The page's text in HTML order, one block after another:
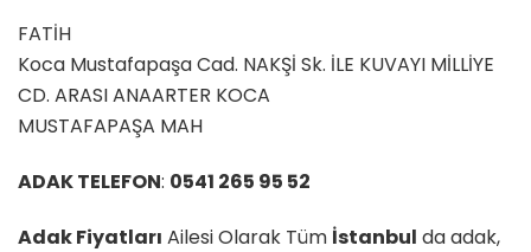
FATİH
Koca Mustafapaşa Cad. NAKŞİ Sk. İLE KUVAYI MİLLİYE
CD. ARASI ANAARTER KOCA
MUSTAFAPAŞA MAH
ADAK TELEFON: 0541 265 95 52
Adak Fiyatları Ailesi Olarak Tüm İstanbul da adak,